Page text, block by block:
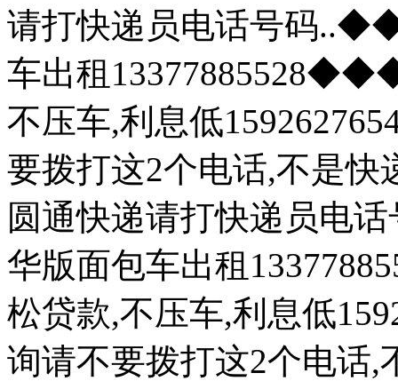
请打快递员电话号码
车出租
不压车,利息低
要拨打这2个电话,不是
圆通快递请打快递员电
华版面包车出租
松贷款,不压车,利息低
询请不要拨打这2个电话